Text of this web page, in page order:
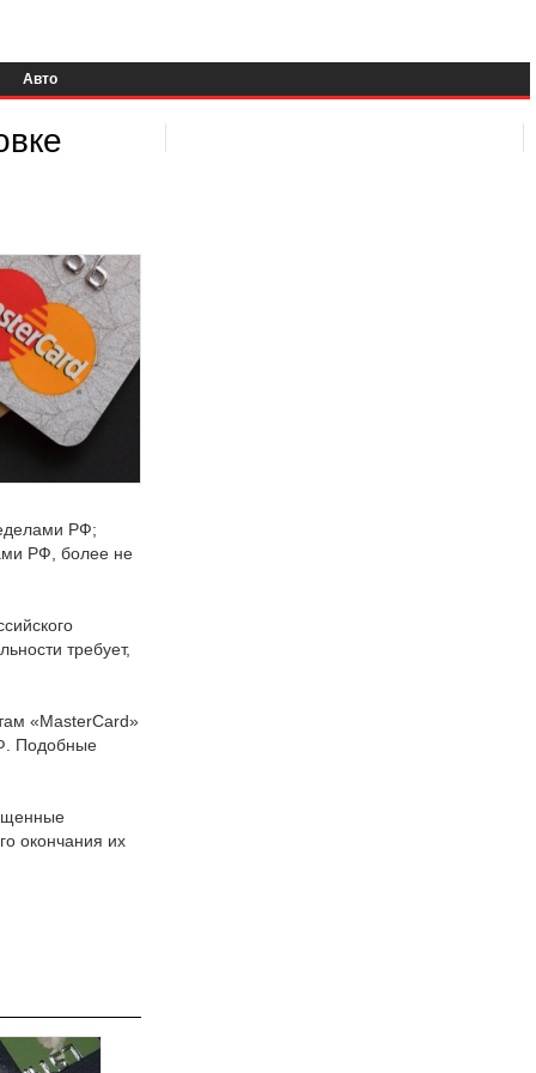
Авто
РФ;
РФ, более не
требует,
«MasterCard»
Подобные
окончания их